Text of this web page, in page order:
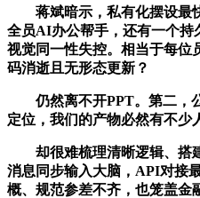
蒋斌暗示，私有化摆设最快
全员AI办公帮手，还有一个持
视觉同一性失控。相当于每位
码消逝且无形态更新？
仍然离不开PPT。第二，公
定位，我们的产物必然有不少
却很难梳理清晰逻辑、搭
消息同步输入大脑，API对接
概、规范参差不齐，也笼盖金